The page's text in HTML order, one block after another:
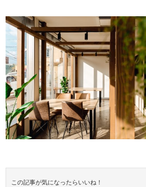
この記事が気になったらいいね！